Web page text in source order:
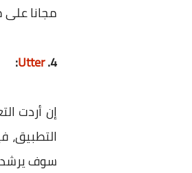
مجانا
4.
Utter
:
إن أردت
سوف يرشدك